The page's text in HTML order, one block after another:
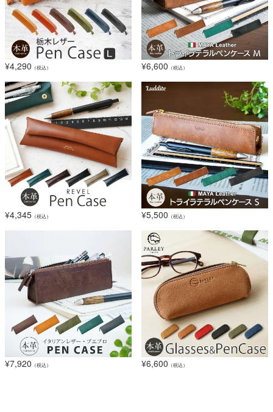
¥4,290 （税込） ¥6,600 （税込）
¥4,345 （税込） ¥5,500 （税込）
¥7,920 （税込） ¥6,600 （税込）